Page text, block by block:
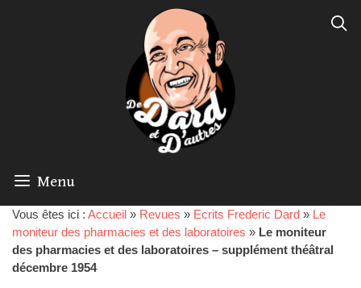
Menu
Vous êtes ici : Accueil » Revues » Ecrits Frederic Dard » Le
moniteur des pharmacies et des laboratoires » Le moniteur
des pharmacies et des laboratoires – supplément théâtral
décembre 1954